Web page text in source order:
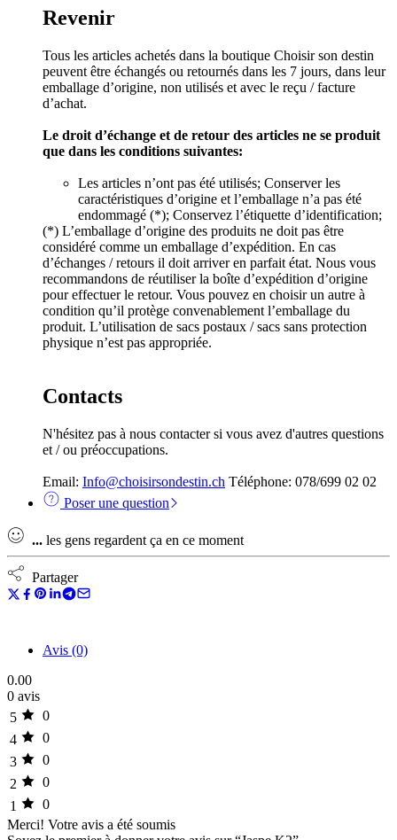
Revenir
Tous les articles achetés dans la boutique Choisir son destin
peuvent être échangés ou retournés dans les 7 jours, dans leur
emballage d’origine, non utilisés et avec le reçu / facture
d’achat.
Le droit d’échange et de retour des articles ne se produit
que dans les conditions suivantes:
Les articles n’ont pas été utilisés; Conserver les
caractéristiques d’origine et l’emballage n’a pas été
endommagé (*); Conservez l’étiquette d’identification;
(*) L’emballage d’origine des produits ne doit pas être
considéré comme un emballage d’expédition. En cas
d’échanges / retours il doit arriver en parfait état. Nous vous
recommandons de réutiliser la boîte d’expédition d’origine
pour effectuer le retour. Vous pouvez en choisir un autre à
condition qu’il protège convenablement l’emballage du
produit. L’utilisation de sacs postaux / sacs sans protection
physique n’est pas appropriée.
Contacts
N'hésitez pas à nous contacter si vous avez d'autres questions
et / ou préoccupations.
Email: Info@choisirsondestin.ch Téléphone: 078/699 02 02
Poser une question
... les gens regardent ça en ce moment
Partager
Avis (0)
0.00
0 avis
5
0
4
0
3
0
2
0
1
0
Merci! Votre avis a été soumis